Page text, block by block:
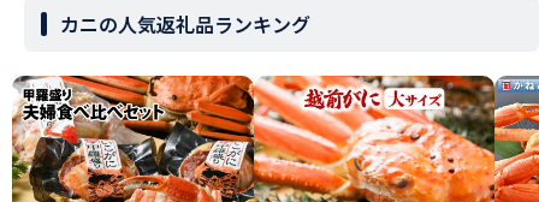
カニの人気返礼品ランキング